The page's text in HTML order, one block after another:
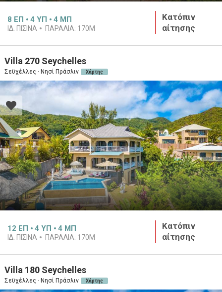
8 ΕΠ 4 ΥΠ 4 ΜΠ
ΙΔ. ΠΙΣΙΝΑ ΠΑΡΑΛΙΑ: 170M
Κατόπιν
αίτησης
Villa 270 Seychelles
Σεϋχέλλες · Νησί Πράσλιν Χάρτης
12 ΕΠ 4 ΥΠ 4 ΜΠ
ΙΔ. ΠΙΣΙΝΑ ΠΑΡΑΛΙΑ: 170M
Κατόπιν
αίτησης
Villa 180 Seychelles
Σεϋχέλλες · Νησί Πράσλιν Χάρτης